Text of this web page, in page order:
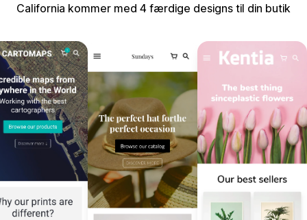
California kommer med 4 færdige designs til din butik